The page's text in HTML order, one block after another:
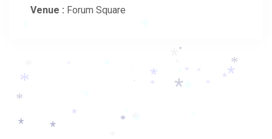
Venue : Forum Square
*
*
*
*
*
* *
*
*
*
*
* *
*
*
* *
*